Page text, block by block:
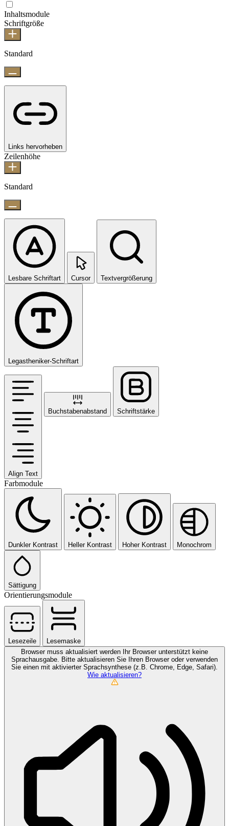
Inhaltsmodule
Schriftgröße
Standard
Links hervorheben
Zeilenhöhe
Standard
Lesbare Schriftart Cursor Textvergrößerung
Legastheniker-Schriftart
Align Text
Buchstabenabstand Schriftstärke
Farbmodule
Dunkler Kontrast Heller Kontrast Hoher Kontrast Monochrom
Sättigung
Orientierungsmodule
Lesezeile
Lesemaske
Browser muss aktualisiert werden
Ihr Browser unterstützt keine
Sprachausgabe. Bitte aktualisieren Sie Ihren Browser oder verwenden
Sie einen mit aktivierter Sprachsynthese (z.B. Chrome, Edge, Safari).
Wie aktualisieren?